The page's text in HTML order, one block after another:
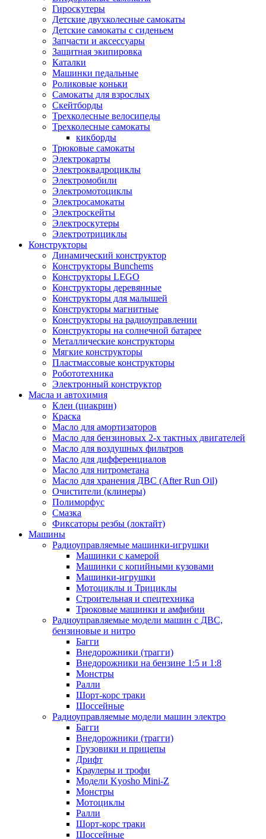
Гироскутеры
Детские двухколесные самокаты
Детские самокаты с сиденьем
Запчасти и аксессуары
Защитная экипировка
Каталки
Машинки педальные
Роликовые коньки
Самокаты для взрослых
Скейтборды
Трехколесные велосипеды
Трехколесные самокаты
кикборды
Трюковые самокаты
Электрокарты
Электроквадроциклы
Электромобили
Электромотоциклы
Электросамокаты
Электроскейты
Электроскутеры
Электротрициклы
Конструкторы
Динамический конструктор
Конструкторы Bunchems
Конструкторы LEGO
Конструкторы деревянные
Конструкторы для малышей
Конструкторы магнитные
Конструкторы на радиоуправлении
Конструкторы на солнечной батарее
Металлические конструкторы
Мягкие конструкторы
Пластмассовые конструкторы
Робототехника
Электронный конструктор
Масла и автохимия
Клеи (циакрин)
Краска
Масло для амортизаторов
Масло для бензиновых 2-х тактных двигателей
Масло для воздушных фильтров
Масло для дифференциалов
Масло для нитрометана
Масло для хранения ДВС (After Run Oil)
Очистители (клинеры)
Полиморфус
Смазка
Фиксаторы резбы (локтайт)
Машины
Радиоуправляемые машинки-игрушки
Машинки с камерой
Машинки с копийными кузовами
Машинки-игрушки
Мотоциклы и Трициклы
Строительная и спецтехника
Трюковые машинки и амфибии
Радиоуправляемые модели машин с ДВС,
бензиновые и нитро
Багги
Внедорожники (трагги)
Внедорожники на бензине 1:5 и 1:8
Монстры
Ралли
Шорт-корс траки
Шоссейные
Радиоуправляемые модели машин электро
Багги
Внедорожники (трагги)
Грузовики и прицепы
Дрифт
Краулеры и трофи
Модели Kyosho Mini-Z
Монстры
Мотоциклы
Ралли
Шорт-корс траки
Шоссейные